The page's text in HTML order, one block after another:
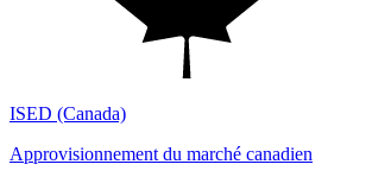
ISED (Canada)
Approvisionnement du marché canadien